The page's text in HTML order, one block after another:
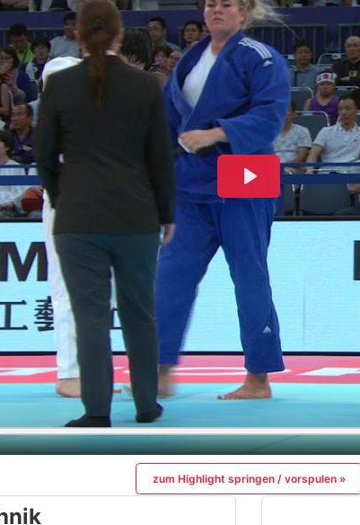
zum Highlight springen / vorspulen »